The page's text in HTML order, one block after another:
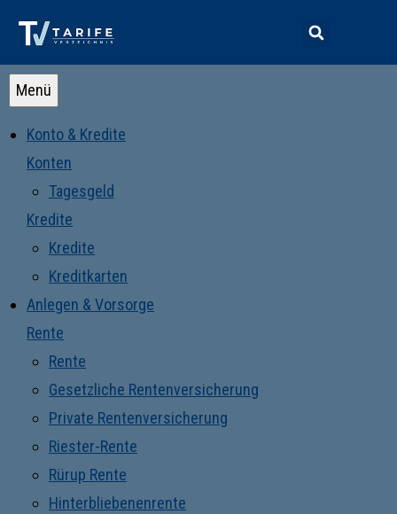
Menü
Konto & Kredite
Konten
Tagesgeld
Kredite
Kredite
Kreditkarten
Anlegen & Vorsorge
Rente
Rente
Gesetzliche Rentenversicherung
Private Rentenversicherung
Riester-Rente
Rürup Rente
Hinterbliebenenrente